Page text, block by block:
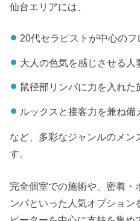
仙台エリアには、
20代セラピストが中心の
大人の色気を感じさせる人
鼠径部リンパに力を入れた
ルックスと接客力を兼ね
など、多彩なジャンルのメン
す。
完全個室での施術や、密着・
ンパといった人気オプション